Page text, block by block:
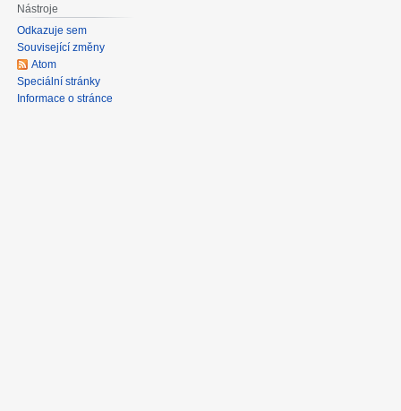
Nástroje
Odkazuje sem
Související změny
Atom
Speciální stránky
Informace o stránce